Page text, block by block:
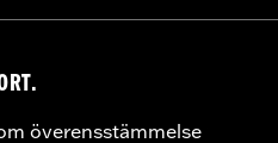
överensstämmelse